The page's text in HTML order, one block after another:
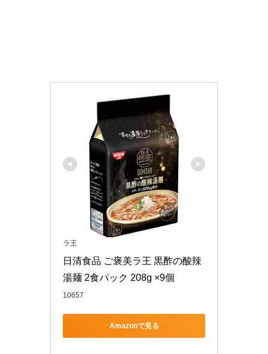
ラ王
日清食品 ご褒美ラ王 黒酢の酸辣
湯麺 2食パック 208g ×9個
10657
Amazonで見る